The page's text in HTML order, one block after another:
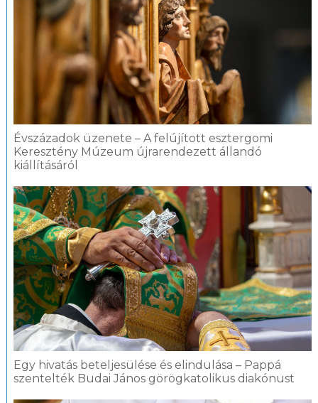
Évszázadok üzenete – A felújított esztergomi
Keresztény Múzeum újrarendezett állandó
kiállításáról
Egy hivatás beteljesülése és elindulása – Pappá
szentelték Budai János görögkatolikus diakónust